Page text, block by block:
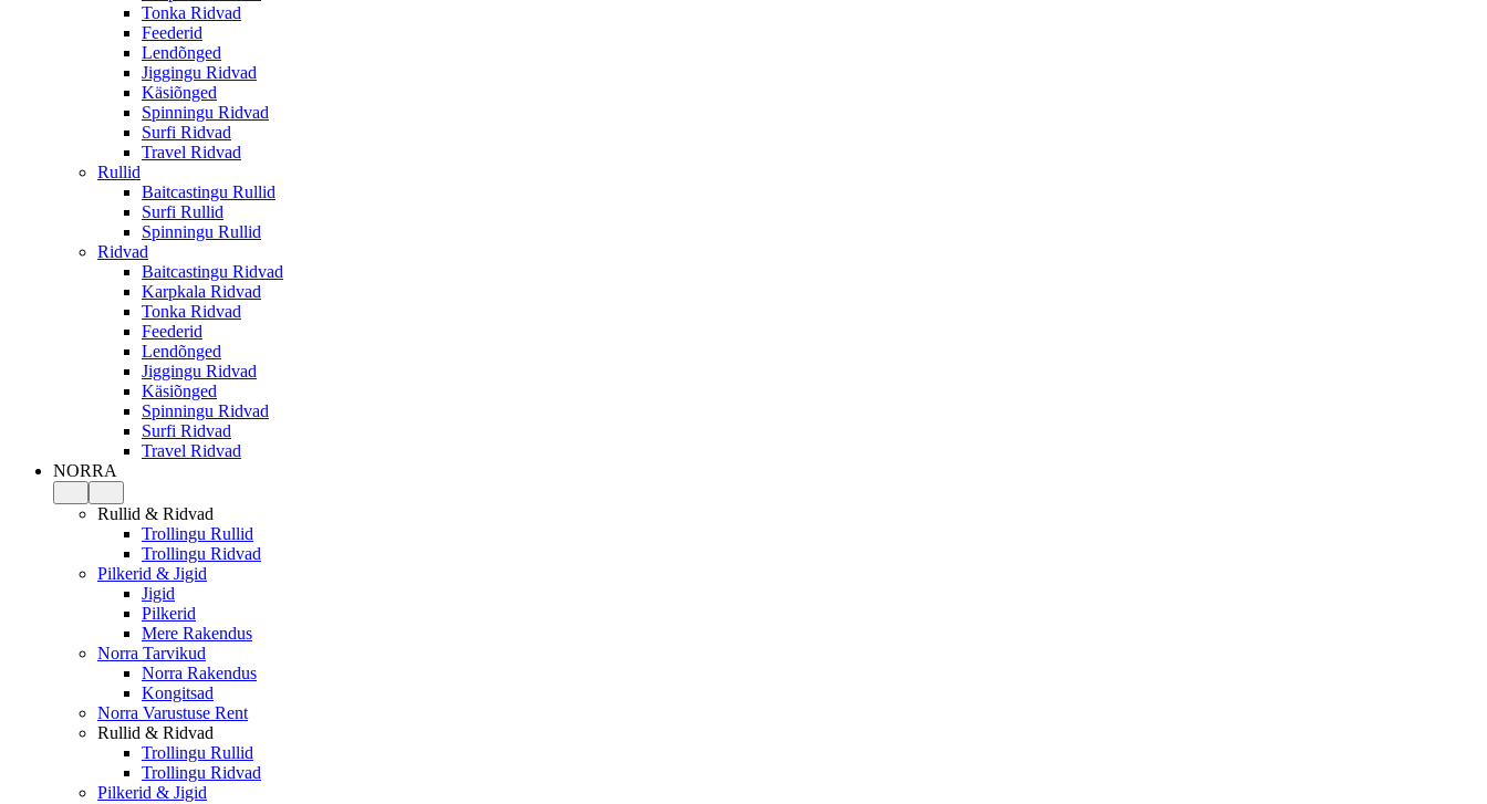
Tonka Ridvad
Feederid
Lendõnged
Jiggingu Ridvad
Käsiõnged
Spinningu Ridvad
Surfi Ridvad
Travel Ridvad
Rullid
Baitcastingu Rullid
Surfi Rullid
Spinningu Rullid
Ridvad
Baitcastingu Ridvad
Karpkala Ridvad
Tonka Ridvad
Feederid
Lendõnged
Jiggingu Ridvad
Käsiõnged
Spinningu Ridvad
Surfi Ridvad
Travel Ridvad
NORRA
Rullid & Ridvad
Trollingu Rullid
Trollingu Ridvad
Pilkerid & Jigid
Jigid
Pilkerid
Mere Rakendus
Norra Tarvikud
Norra Rakendus
Kongitsad
Norra Varustuse Rent
Rullid & Ridvad
Trollingu Rullid
Trollingu Ridvad
Pilkerid & Jigid